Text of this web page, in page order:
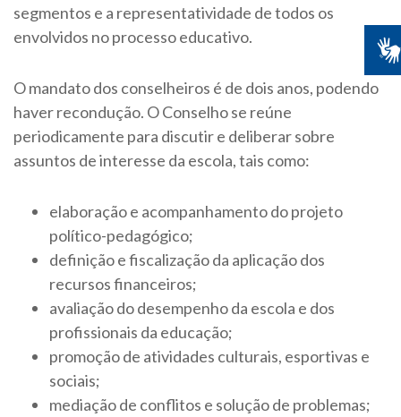
segmentos e a representatividade de todos os
envolvidos no processo educativo.
O mandato dos conselheiros é de dois anos, podendo
haver recondução. O Conselho se reúne
periodicamente para discutir e deliberar sobre
assuntos de interesse da escola, tais como:
elaboração e acompanhamento do projeto
político-pedagógico;
definição e fiscalização da aplicação dos
recursos financeiros;
avaliação do desempenho da escola e dos
profissionais da educação;
promoção de atividades culturais, esportivas e
sociais;
mediação de conflitos e solução de problemas;